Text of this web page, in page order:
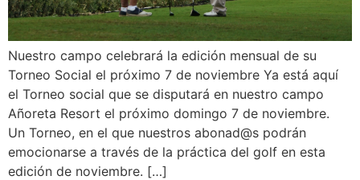
Nuestro campo celebrará la edición mensual de su
Torneo Social el próximo 7 de noviembre Ya está aquí
el Torneo social que se disputará en nuestro campo
Añoreta Resort el próximo domingo 7 de noviembre.
Un Torneo, en el que nuestros abonad@s podrán
emocionarse a través de la práctica del golf en esta
edición de noviembre. […]